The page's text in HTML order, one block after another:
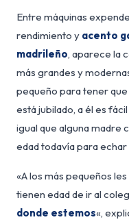
Entre máquinas
rendimiento y acento
madrileño, aparece la
más grandes y
pequeño para tener
está jubilado, a él es
igual que alguna madre
edad todavía para
«A los más pequeños
tienen edad de ir al
donde estemos«,